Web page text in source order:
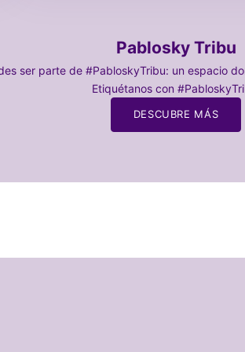
Pablosky Tribu
ser parte de #PabloskyTribu: un espacio
Etiquétanos con
DESCUBRE MÁS